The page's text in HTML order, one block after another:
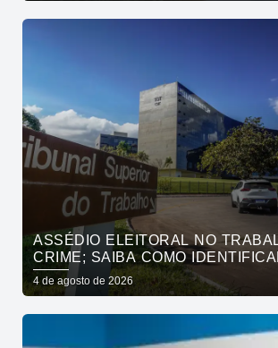
ASSÉDIO ELEITORAL NO
CRIME; SAIBA COMO
4 de agosto de 2026